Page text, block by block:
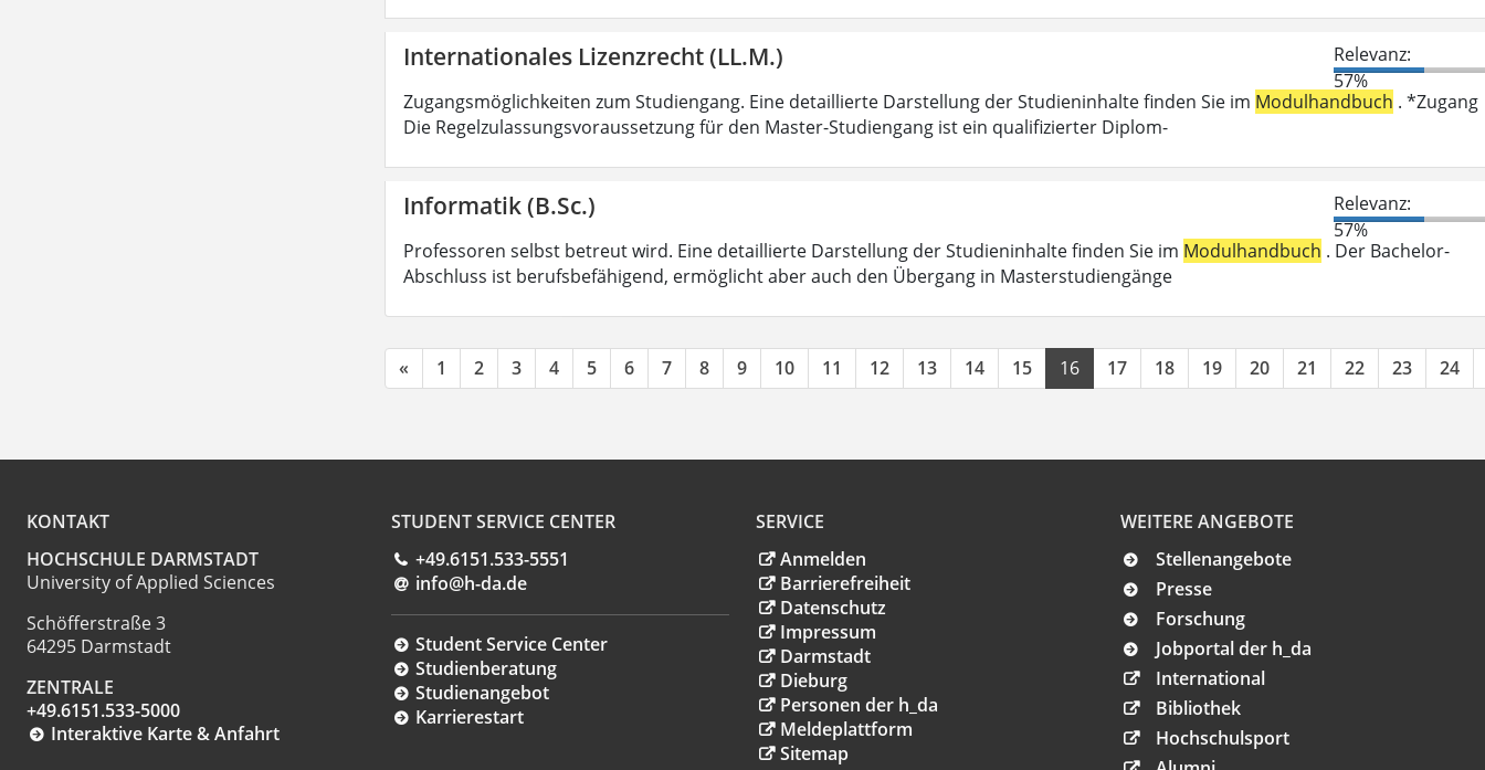
Internationales Lizenzrecht (LL.M.)
Relevanz:
57%
Zugangsmöglichkeiten zum Studiengang. Eine detaillierte Darstellung der Studieninhalte finden Sie im Modulhandbuch . *Zugang
Die Regelzulassungsvoraussetzung für den Master-Studiengang ist ein qualifizierter Diplom-
Informatik (B.Sc.)
Relevanz:
57%
Professoren selbst betreut wird. Eine detaillierte Darstellung der Studieninhalte finden Sie im Modulhandbuch . Der Bachelor-
Abschluss ist berufsbefähigend, ermöglicht aber auch den Übergang in Masterstudiengänge
« 1 2 3 4 5 6 7 8 9 10 11 12 13 14 15 16 17 18 19 20 21 22 23 24
KONTAKT
HOCHSCHULE DARMSTADT
University of Applied Sciences
Schöfferstraße 3
64295 Darmstadt
ZENTRALE
+49.6151.533-5000
Interaktive Karte & Anfahrt
STUDENT SERVICE CENTER
+49.6151.533-5551
info@h-da.de
Student Service Center
Studienberatung
Studienangebot
Karrierestart
SERVICE
Anmelden
Barrierefreiheit
Datenschutz
Impressum
Darmstadt
Dieburg
Personen der h_da
Meldeplattform
Sitemap
WEITERE ANGEBOTE
Stellenangebote
Presse
Forschung
Jobportal der h_da
International
Bibliothek
Hochschulsport